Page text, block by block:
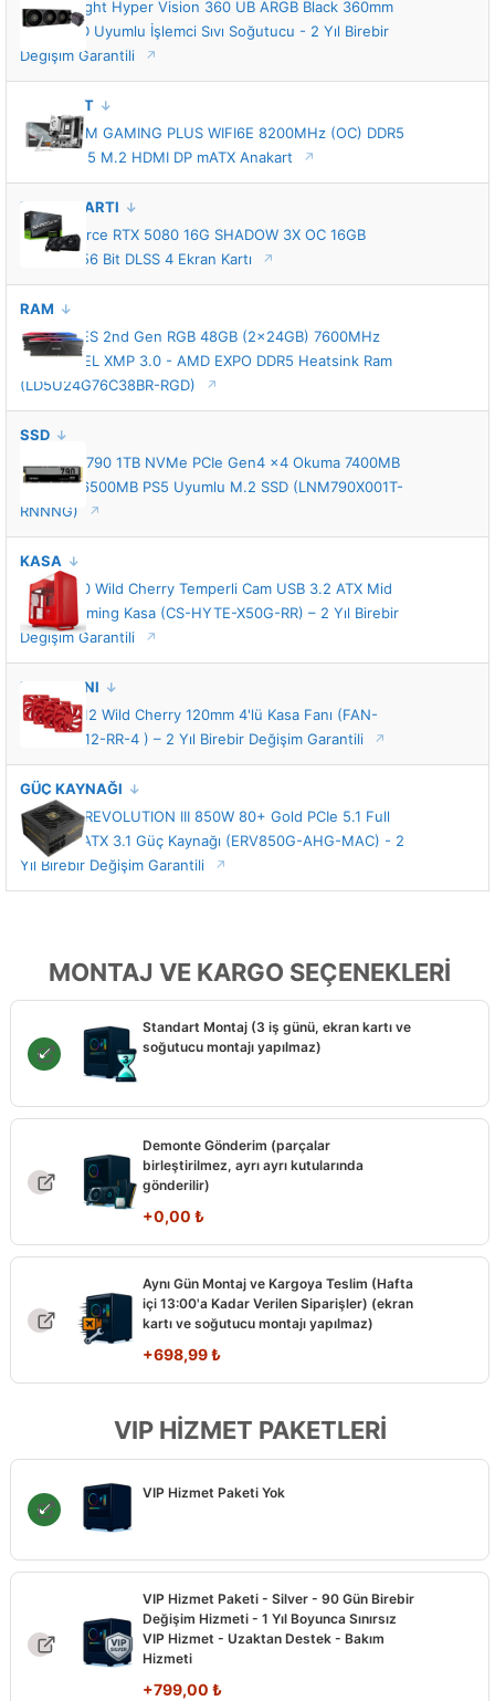
Thermalright Hyper Vision 360 UB ARGB Black 360mm
Intel-AMD Uyumlu İşlemci Sıvı Soğutucu - 2 Yıl Birebir
Değişim Garantili
ANAKART
MSI B850M GAMING PLUS WIFI6E 8200MHz (OC) DDR5
Soket AM5 M.2 HDMI DP mATX Anakart
EKRAN KARTI
MSI GeForce RTX 5080 16G SHADOW 3X OC 16GB
GDDR7 256 Bit DLSS 4 Ekran Kartı
RAM
Lexar ARES 2nd Gen RGB 48GB (2x24GB) 7600MHz
CL38 INTEL XMP 3.0 - AMD EXPO DDR5 Heatsink Ram
(LD5U24G76C38BR-RGD)
SSD
Lexar NM790 1TB NVMe PCIe Gen4 x4 Okuma 7400MB
– Yazma 6500MB PS5 Uyumlu M.2 SSD (LNM790X001T-
RNNNG)
KASA
HYTE X50 Wild Cherry Temperli Cam USB 3.2 ATX Mid
Tower Gaming Kasa (CS-HYTE-X50G-RR) – 2 Yıl Birebir
Değişim Garantili
KASA FANI
HYTE FA12 Wild Cherry 120mm 4'lü Kasa Fanı (FAN-
HYTE-FA12-RR-4 ) – 2 Yıl Birebir Değişim Garantili
GÜÇ KAYNAĞI
Enermax REVOLUTION III 850W 80+ Gold PCIe 5.1 Full
Modüler ATX 3.1 Güç Kaynağı (ERV850G-AHG-MAC) - 2
Yıl Birebir Değişim Garantili
MONTAJ VE KARGO SEÇENEKLERİ
Standart Montaj (3 iş günü, ekran kartı ve
soğutucu montajı yapılmaz)
Demonte Gönderim (parçalar
birleştirilmez, ayrı ayrı kutularında
gönderilir)
+0,00 ₺
Aynı Gün Montaj ve Kargoya Teslim (Hafta
içi 13:00'a Kadar Verilen Siparişler) (ekran
kartı ve soğutucu montajı yapılmaz)
+698,99₺
VIP HİZMET PAKETLERİ
VIP Hizmet Paketi Yok
VIP Hizmet Paketi - Silver - 90 Gün Birebir
Değişim Hizmeti - 1 Yıl Boyunca Sınırsız
VIP Hizmet - Uzaktan Destek - Bakım
Hizmeti
+799,00 ₺